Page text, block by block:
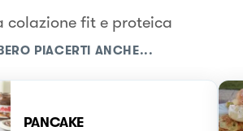
colazione fit e proteica
PIACERTI ANCHE...
PANCAKE